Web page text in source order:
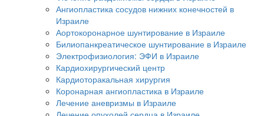
Ангиопластика сосудов нижних конечностей в
Израиле
Аортокоронарное шунтирование в Израиле
Билиопанкреатическое шунтирование в Израиле
Электрофизиология: ЭФИ в Израиле
Кардиохирургический центр
Кардиоторакальная хирургия
Коронарная ангиопластика в Израиле
Лечение аневризмы в Израиле